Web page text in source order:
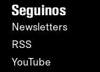
Seguinos
Newsletters
RSS
YouTube